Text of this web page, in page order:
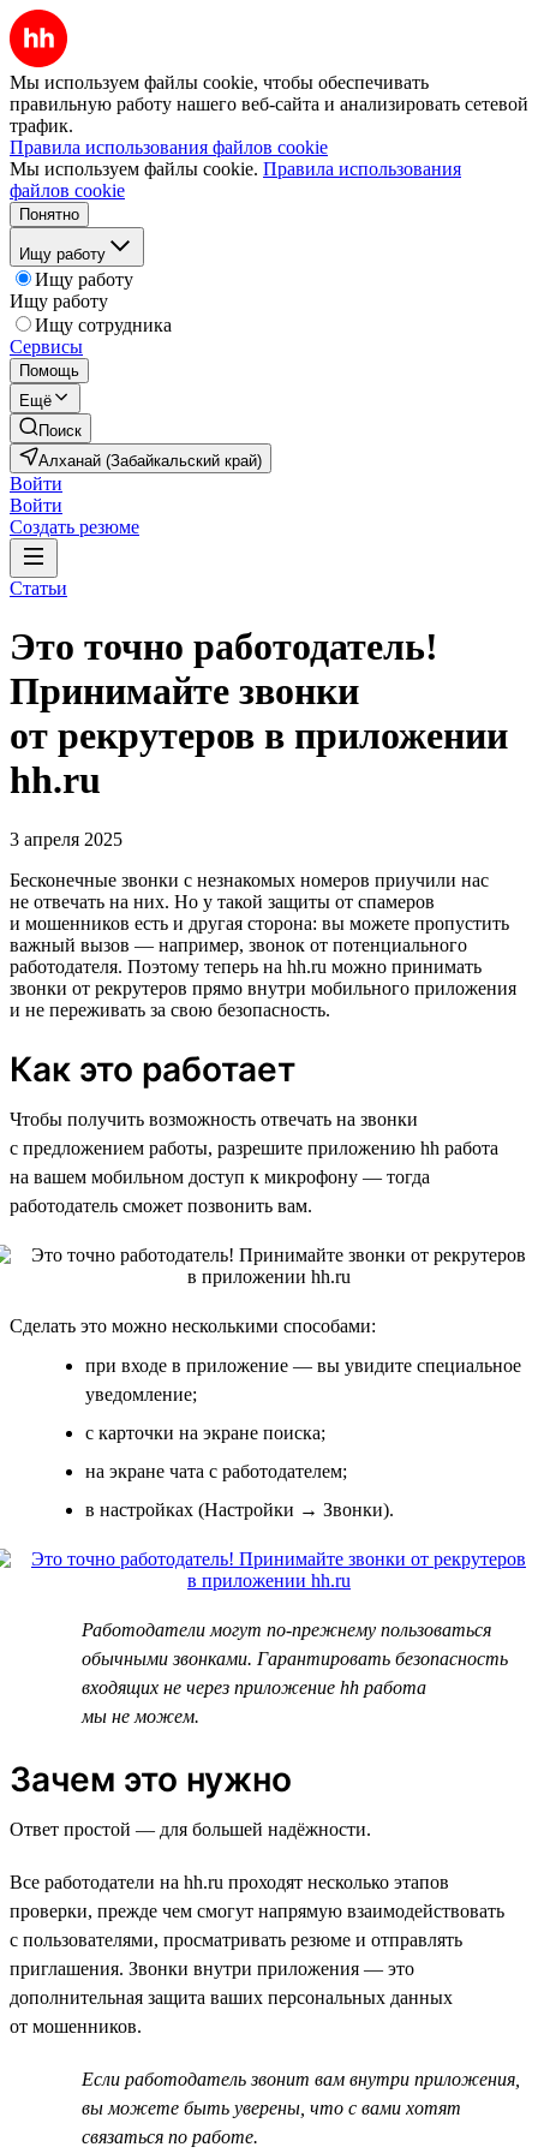
Мы используем файлы cookie, чтобы обеспечивать
правильную работу нашего веб-сайта и анализировать сетевой
трафик.
Правила использования файлов cookie
Мы используем файлы cookie. Правила использования
файлов cookie
Понятно
Ищу работу
Ищу работу
Ищу работу
Ищу сотрудника
Сервисы
Помощь
Ещё
Поиск
Алханай (Забайкальский край)
Войти
Войти
Создать резюме
Статьи
Это точно работодатель!
Принимайте звонки
от рекрутеров в приложении
hh.ru
3 апреля 2025
Бесконечные звонки с незнакомых номеров приучили нас
не отвечать на них. Но у такой защиты от спамеров
и мошенников есть и другая сторона: вы можете пропустить
важный вызов — например, звонок от потенциального
работодателя. Поэтому теперь на hh.ru можно принимать
звонки от рекрутеров прямо внутри мобильного приложения
и не переживать за свою безопасность.
Как это работает
Чтобы получить возможность отвечать на звонки
с предложением работы, разрешите приложению hh работа
на вашем мобильном доступ к микрофону — тогда
работодатель сможет позвонить вам.
Сделать это можно несколькими способами:
при входе в приложение — вы увидите специальное
уведомление;
с карточки на экране поиска;
на экране чата с работодателем;
в настройках (Настройки → Звонки).
Работодатели могут по-прежнему пользоваться
обычными звонками. Гарантировать безопасность
входящих не через приложение hh работа
мы не можем.
Зачем это нужно
Ответ простой — для большей надёжности.
Все работодатели на hh.ru проходят несколько этапов
проверки, прежде чем смогут напрямую взаимодействовать
с пользователями, просматривать резюме и отправлять
приглашения. Звонки внутри приложения — это
дополнительная защита ваших персональных данных
от мошенников.
Если работодатель звонит вам внутри приложения,
вы можете быть уверены, что с вами хотят
связаться по работе.